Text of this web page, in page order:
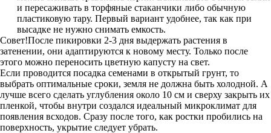
и пересаживать в торфяные стаканчики либо обычную
пластиковую тару. Первый вариант удобнее, так как при
высадке не нужно снимать емкость.
Совет!После пикировки 2-3 дня выдержать растения в
затенении, они адаптируются к новому месту. Только после
этого можно переносить цветную капусту на свет.
Если проводится посадка семенами в открытый грунт, то
выбрать оптимальные сроки, земля не должна быть холодной. А
лучше всего сделать углубления около 10 см и сверху закрыть их
пленкой, чтобы внутри создался идеальный микроклимат для
появления всходов. Сразу после того, как ростки пробились на
поверхность, укрытие следует убрать.